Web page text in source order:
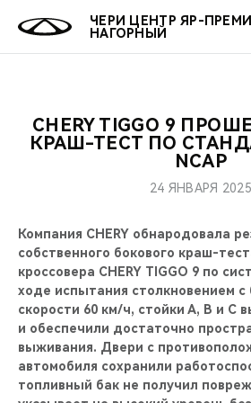
ЧЕРИ ЦЕНТР ЯР-
НАГОРНЫЙ
МОДЕЛИ
КРОССОВЕРЫ
СЕДАНЫ
НОВИНКИ
ВЛАДЕЛЬЦАМ
ПОДДЕРЖКА
CHERY CONNECT
МИР CHERY
CHERY В СОЦСЕТЯХ
ЛЮДИ CHERY
БЛАГОТВОРИТЕЛЬНОСТЬ
АКЦИИ
ОНЛАЙН
О КОМПАНИИ
CHERY TIGGO 9
КРАШ-ТЕСТ ПО
NCAP
24 ЯНВАРЯ 2025
Компания CHERY обнародовала
собственного бокового краш-
кроссовера CHERY TIGGO 9 по
ходе испытания столкновением с
скорости 60 км/ч, стойки А, B и C
и обеспечили достаточно
выживания. Двери с
автомобиля сохранили
топливный бак не получил